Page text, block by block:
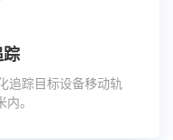
踪
追踪目标设备移动轨
。